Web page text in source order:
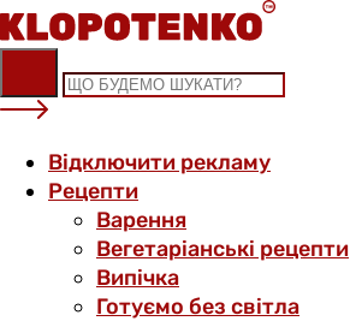
Skip
to
content
Відключити рекламу
Рецепти
Варення
Вегетаріанські рецепти
Випічка
Готуємо без світла